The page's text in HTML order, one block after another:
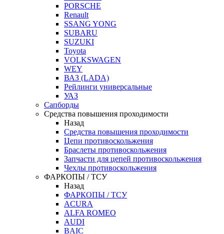
PORSCHE
Renault
SSANG YONG
SUBARU
SUZUKI
Toyota
VOLKSWAGEN
WEY
ВАЗ (LADA)
Рейлинги универсальные
УАЗ
Сапборды
Средства повышения проходимости
Назад
Средства повышения проходимости
Цепи противоскольжения
Браслеты противоскольжения
Запчасти для цепей противоскольжения
Чехлы противоскольжения
ФАРКОПЫ / ТСУ
Назад
ФАРКОПЫ / ТСУ
ACURA
ALFA ROMEO
AUDI
BAIC